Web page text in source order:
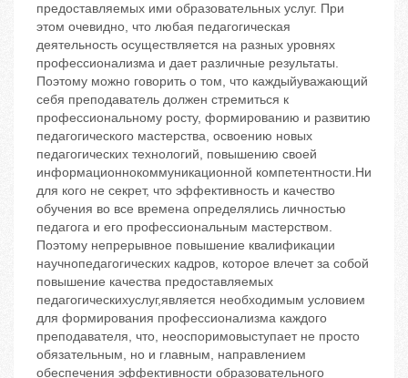
предоставляемых ими образовательных услуг. При
этом очевидно, что любая педагогическая
деятельность осуществляется на разных уровнях
профессионализма и дает различные результаты.
Поэтому можно говорить о том, что каждыйуважающий
себя преподаватель должен стремиться к
профессиональному росту, формированию и развитию
педагогического мастерства, освоению новых
педагогических технологий, повышению своей
информационнокоммуникационной компетентности.Ни
для кого не секрет, что эффективность и качество
обучения во все времена определялись личностью
педагога и его профессиональным мастерством.
Поэтому непрерывное повышение квалификации
научнопедагогических кадров, которое влечет за собой
повышение качества предоставляемых
педагогическихуслуг,является необходимым условием
для формирования профессионализма каждого
преподавателя, что, неоспоримовыступает не просто
обязательным, но и главным, направлением
обеспечения эффективности образовательного